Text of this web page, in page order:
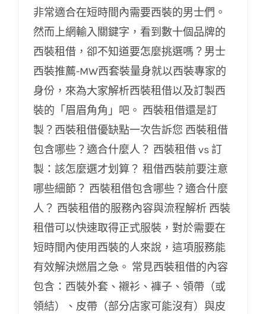
西裝租借還是訂製？西裝租借優缺點一次告
訴您
非常適合在短時間內需要西裝的男士們。
然而上網輸入關鍵字，看到數十個品牌的
西裝租借，卻不知道要怎麼挑選嗎？男士
西裝推薦-MW西套裝量身就以西裝專家的
身份，來為大家解析西裝租借以及訂製西
裝的「眉眉角角」吧。 西裝租借還是訂
製？西裝租借優缺點一次告訴您 西裝租借
包含哪些？適合什麼人？ 西裝租借 vs 訂
製：該怎麼選才划算？ 租借西裝前要注意
哪些細節？ 西裝租借包含哪些？適合什麼
人？ 西裝租借的服務內容與流程解析 西裝
租借可以快速取得正式服裝，對於需要在
短時間內使用西裝的人來說，這項服務能
有效解決燃眉之急。 常見西裝租借的內容
包含：西裝外套、襯衫、褲子、領帶（或
領結）、皮帶（部分店家可能沒有）與皮